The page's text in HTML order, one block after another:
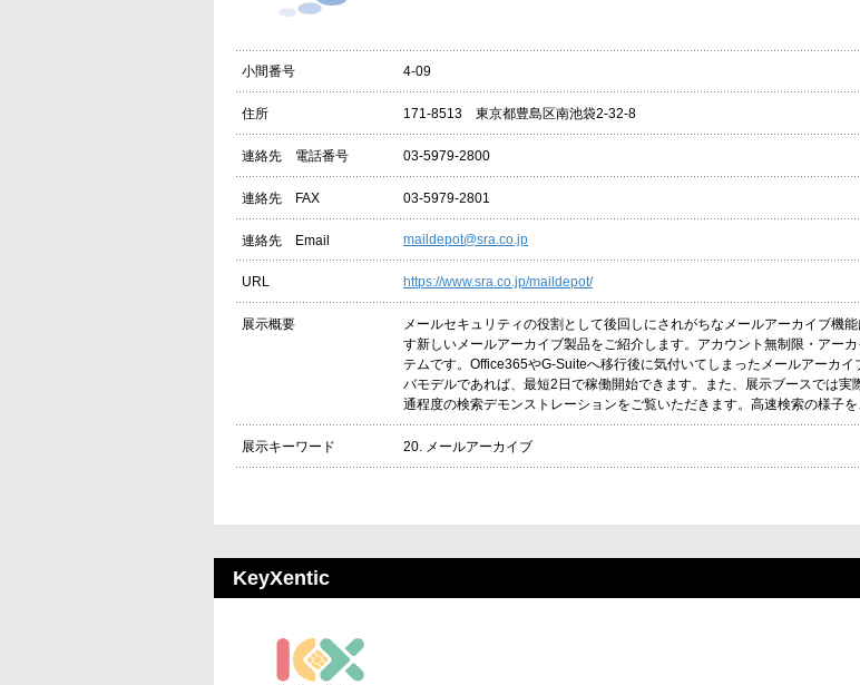
小間番号 4-09
住所 171-8513 東京都豊島区南池袋2-32-8
連絡先 電話番号 03-5979-2800
連絡先 FAX 03-5979-2801
連絡先 Email maildepot@sra.co.jp
URL https://www.sra.co.jp/maildepot/
展示概要
メールセキュリティの役割として後回しにされがちなメールアーカイブ機
す新しいメールアーカイブ製品をご紹介します。アカウント無制限・アー
テムです。Office365やG-Suiteへ移行後に気付いてしまったメールアーカ
バモデルであれば、最短2日で稼働開始できます。また、展示ブースでは
通程度の検索デモンストレーションをご覧いただきます。高速検索の様子を
展示キーワード 20. メールアーカイブ
KeyXentic